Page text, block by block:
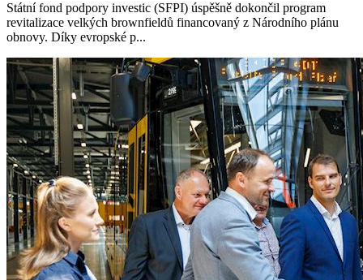
Státní fond podpory investic (SFPI) úspěšně dokončil program
revitalizace velkých brownfieldů financovaný z Národního plánu
obnovy. Díky evropské p...